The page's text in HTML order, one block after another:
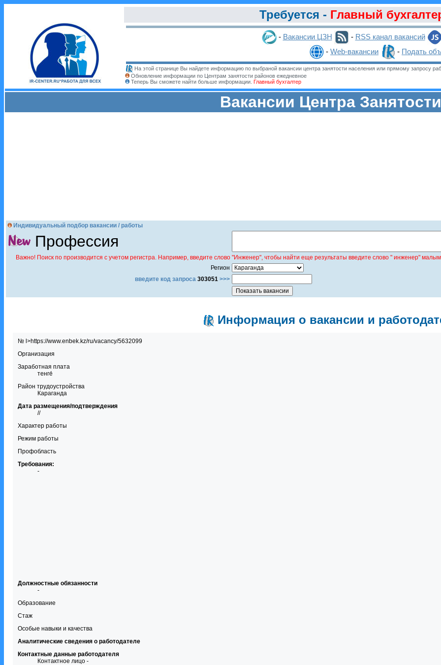
Требуется - Главный
- Вакансии ЦЗН - RSS канал вакансий
- Web-вакансии - Подать
На этой странице Вы найдете информацию по выбраной вакансии центра занятости населения или прямому запросу
Обновление информации по Центрам занятости районов ежедневное
Теперь Вы сможете найти больше информации. Главный бухгалтер
Вакансии Центра Занятости
Индивидуальный подбор вакансии / работы
Профессия
Важно! Поиск по производится с учетом регистра. Например, введите слово "Инженер", чтобы найти еще результаты введите слово " инженер"
Регион
введите код запроса 303051 >>>
Информация о вакансии и
№ l>https://www.enbek.kz/ru/vacancy/5632099
Организация
Заработная плата
тенге́
Район трудоустройства
Караганда
Дата размещения/подтверждения
//
Характер работы
Режим работы
Профобласть
Требования:
-
Должностные обязанности
-
Образование
Стаж
Особые навыки и качества
Аналитические сведения о работодателе
Контактные данные работодателя
Контактное лицо -